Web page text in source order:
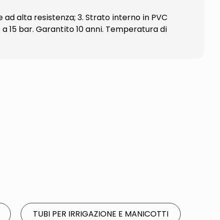
alta resistenza; 3. Strato interno in PVC
15 bar. Garantito 10 anni. Temperatura di
TUBI PER IRRIGAZIONE E MANICOTTI